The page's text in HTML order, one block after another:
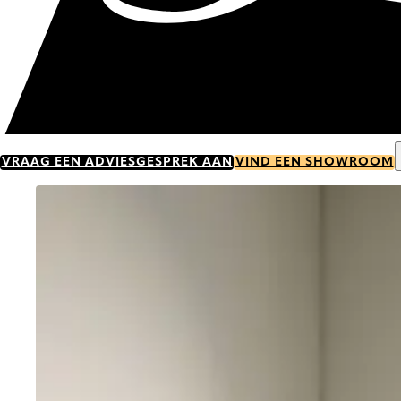
VRAAG EEN ADVIESGESPREK AAN VIND EEN SHOWROOM
Go to item 0